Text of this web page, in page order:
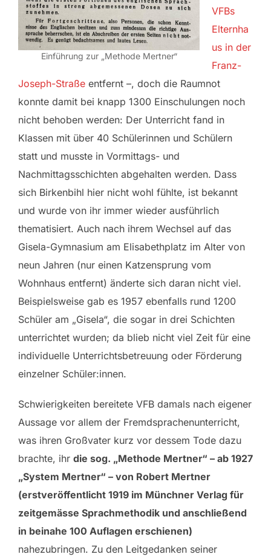
Einführung zur „Methode Mertner“
VFBs
Elternha
us in der
Franz-
Joseph-Straße entfernt –, doch die Raumnot
konnte damit bei knapp 1300 Einschulungen noch
nicht behoben werden: Der Unterricht fand in
Klassen mit über 40 Schülerinnen und Schülern
statt und musste in Vormittags- und
Nachmittagsschichten abgehalten werden. Dass
sich Birkenbihl hier nicht wohl fühlte, ist bekannt
und wurde von ihr immer wieder ausführlich
thematisiert. Auch nach ihrem Wechsel auf das
Gisela-Gymnasium am Elisabethplatz im Alter von
neun Jahren (nur einen Katzensprung vom
Wohnhaus entfernt) änderte sich daran nicht viel.
Beispielsweise gab es 1957 ebenfalls rund 1200
Schüler am „Gisela“, die sogar in drei Schichten
unterrichtet wurden; da blieb nicht viel Zeit für eine
individuelle Unterrichtsbetreuung oder Förderung
einzelner Schüler:innen.
Schwierigkeiten bereitete VFB damals nach eigener
Aussage vor allem der Fremdsprachenunterricht,
was ihren Großvater kurz vor dessem Tode dazu
brachte, ihr die sog. „Methode Mertner“ – ab 1927
„System Mertner“ – von Robert Mertner
(erstveröffentlicht 1919 im Münchner Verlag für
zeitgemässe Sprachmethodik und anschließend
in beinahe 100 Auflagen erschienen)
nahezubringen. Zu den Leitgedanken seiner